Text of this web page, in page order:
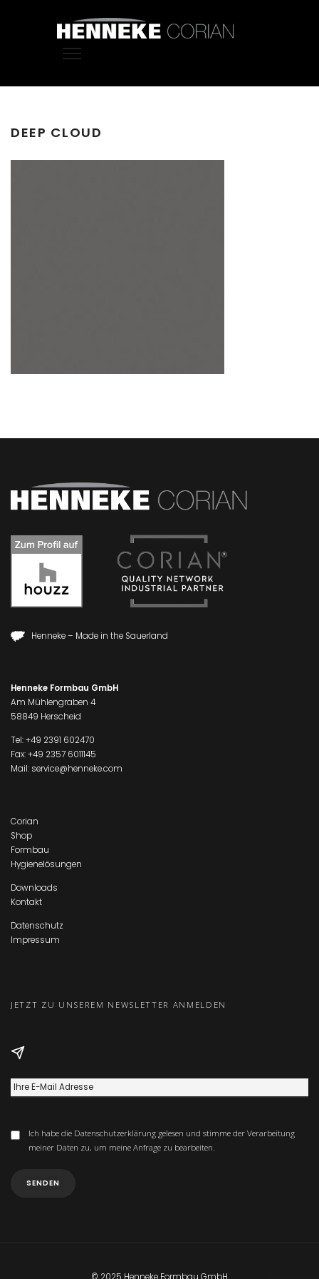
DEEP CLOUD
Henneke – Made in the Sauerland
Henneke Formbau GmbH
Am Mühlengraben 4
58849 Herscheid
Tel:+49 2391 602470
Fax: +49 2357 6011145
Mail: service@henneke.com
Corian
Shop
Formbau
Hygienelösungen
Downloads
Kontakt
Datenschutz
Impressum
JETZT ZU UNSEREM NEWSLETTER ANMELDEN
Ich habe die Datenschutzerklärung gelesen und stimme der Verarbeitung
meiner Daten zu, um meine Anfrage zu bearbeiten.